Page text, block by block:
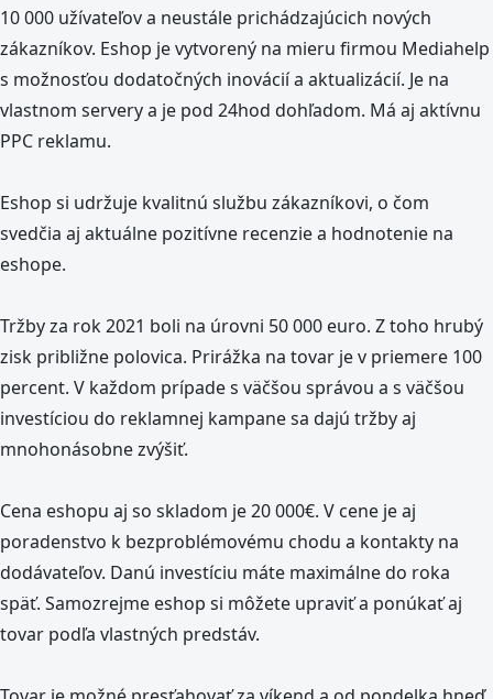
10 000 užívateľov a neustále prichádzajúcich nových
zákazníkov. Eshop je vytvorený na mieru firmou Mediahelp
s možnosťou dodatočných inovácií a aktualizácií. Je na
vlastnom servery a je pod 24hod dohľadom. Má aj aktívnu
PPC reklamu.
Eshop si udržuje kvalitnú službu zákazníkovi, o čom
svedčia aj aktuálne pozitívne recenzie a hodnotenie na
eshope.
Tržby za rok 2021 boli na úrovni 50 000 euro. Z toho hrubý
zisk približne polovica. Prirážka na tovar je v priemere 100
percent. V každom prípade s väčšou správou a s väčšou
investíciou do reklamnej kampane sa dajú tržby aj
mnohonásobne zvýšiť.
Cena eshopu aj so skladom je 20 000€. V cene je aj
poradenstvo k bezproblémovému chodu a kontakty na
dodávateľov. Danú investíciu máte maximálne do roka
späť. Samozrejme eshop si môžete upraviť a ponúkať aj
tovar podľa vlastných predstáv.